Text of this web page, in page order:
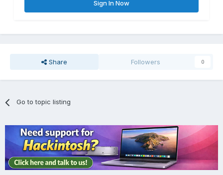
Sign In Now
Share Followers 0
Go to topic listing